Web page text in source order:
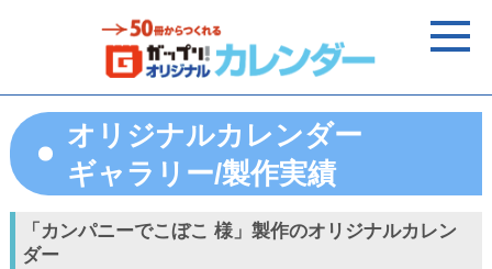
オリジナルカレンダー
ギャラリー/製作実績
「カンパニーでこぼこ 様」製作のオリジナルカレン
ダー